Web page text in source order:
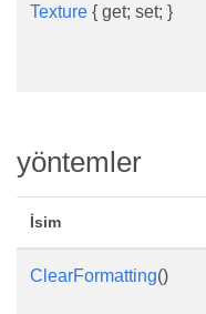
Texture { get; set; }
yöntemler
İsim
ClearFormatting()